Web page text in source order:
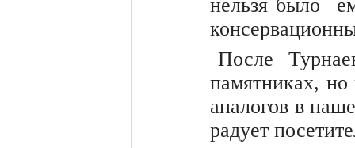
нельзя было
После
памятниках,
аналогов в
радует